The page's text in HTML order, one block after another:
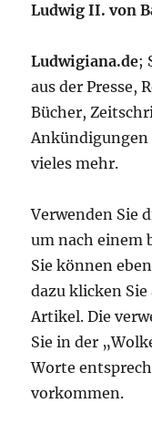
Ludwig II. von
Ludwigiana.de;
aus der Presse,
Bücher,
vieles mehr.
Verwenden Sie
um nach einem
Sie können
dazu klicken
Artikel. Die
Sie in der
Worte
vorkommen.